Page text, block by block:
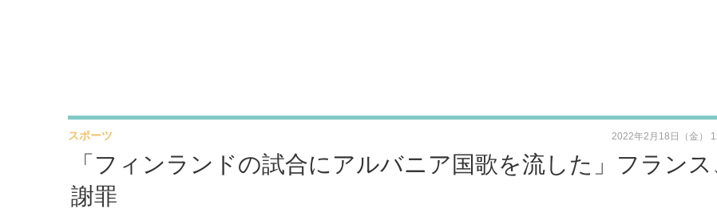
「フィンランドの試合にアルバニア国歌を流した」フランス
謝罪
スポーツ 2022年2月18日（金）